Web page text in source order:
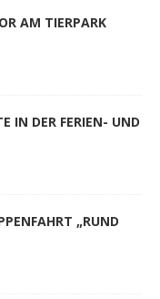
AM TIERPARK
IN DER FERIEN- UND
„RUND